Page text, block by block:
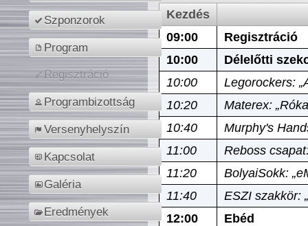
Szponzorok
Program
Regisztráció
Programbizottság
Versenyhelyszín
Kapcsolat
Galéria
Eredmények
Kezdés
09:00
Regisztráció
10:00
Délelőtti
10:00
Legorockers:
10:20
Materex:
10:40
Murphy's
11:00
Reboss
11:20
BolyaiSokk:
11:40
ESZI szakkör:
12:00
Ebéd